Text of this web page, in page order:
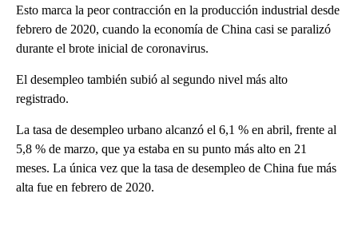
Esto marca la peor contracción en la producción industrial desde
febrero de 2020, cuando la economía de China casi se paralizó
durante el brote inicial de coronavirus.
El desempleo también subió al segundo nivel más alto
registrado.
La tasa de desempleo urbano alcanzó el 6,1 % en abril, frente al
5,8 % de marzo, que ya estaba en su punto más alto en 21
meses. La única vez que la tasa de desempleo de China fue más
alta fue en febrero de 2020.